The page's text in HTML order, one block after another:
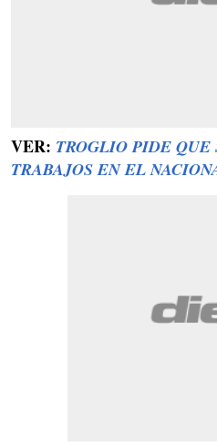
VER: TROGLIO PIDE
TRABAJOS EN EL